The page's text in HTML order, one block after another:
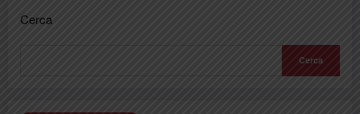
Cerca
Cerca